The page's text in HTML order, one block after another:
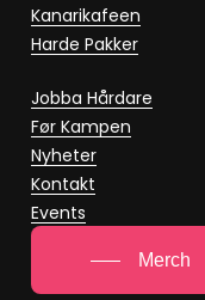
Kanarikafeen
Harde Pakker
Jobba Hårdare
Før Kampen
Nyheter
Kontakt
Events
Merch